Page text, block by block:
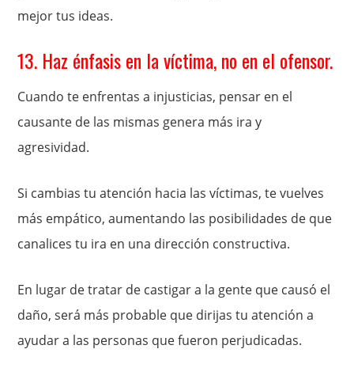
mejor tus ideas.
13. Haz énfasis en la víctima, no en el ofensor.
Cuando te enfrentas a injusticias, pensar en el
causante de las mismas genera más ira y
agresividad.
Si cambias tu atención hacia las víctimas, te vuelves
más empático, aumentando las posibilidades de que
canalices tu ira en una dirección constructiva.
En lugar de tratar de castigar a la gente que causó el
daño, será más probable que dirijas tu atención a
ayudar a las personas que fueron perjudicadas.